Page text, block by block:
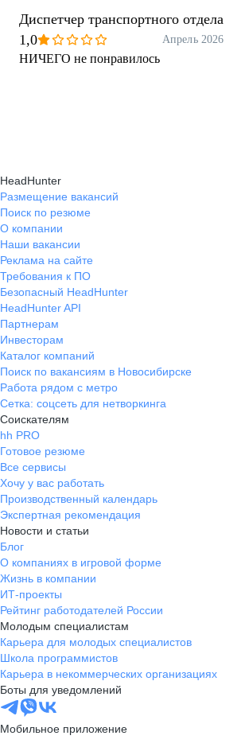
Диспетчер транспортного отдела
1,0
Апрель 2026
НИЧЕГО не понравилось
HeadHunter
Размещение вакансий
Поиск по резюме
О компании
Наши вакансии
Реклама на сайте
Требования к ПО
Безопасный HeadHunter
HeadHunter API
Партнерам
Инвесторам
Каталог компаний
Поиск по вакансиям в Новосибирске
Работа рядом с метро
Сетка: соцсеть для нетворкинга
Соискателям
hh PRO
Готовое резюме
Все сервисы
Хочу у вас работать
Производственный календарь
Экспертная рекомендация
Новости и статьи
Блог
О компаниях в игровой форме
Жизнь в компании
ИТ-проекты
Рейтинг работодателей России
Молодым специалистам
Карьера для молодых специалистов
Школа программистов
Карьера в некоммерческих организациях
Боты для уведомлений
Мобильное приложение